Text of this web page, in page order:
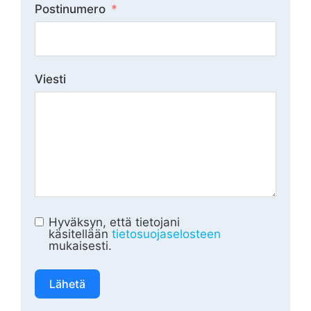
Postinumero
Viesti
Hyväksyn, että tietojani
käsitellään tietosuojaselosteen
mukaisesti.
Lähetä